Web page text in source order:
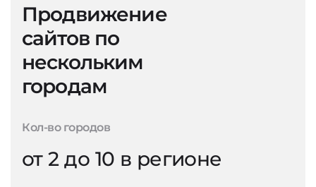
Продвижение
сайтов по
нескольким
городам
Кол-во городов
от 2 до 10 в регионе